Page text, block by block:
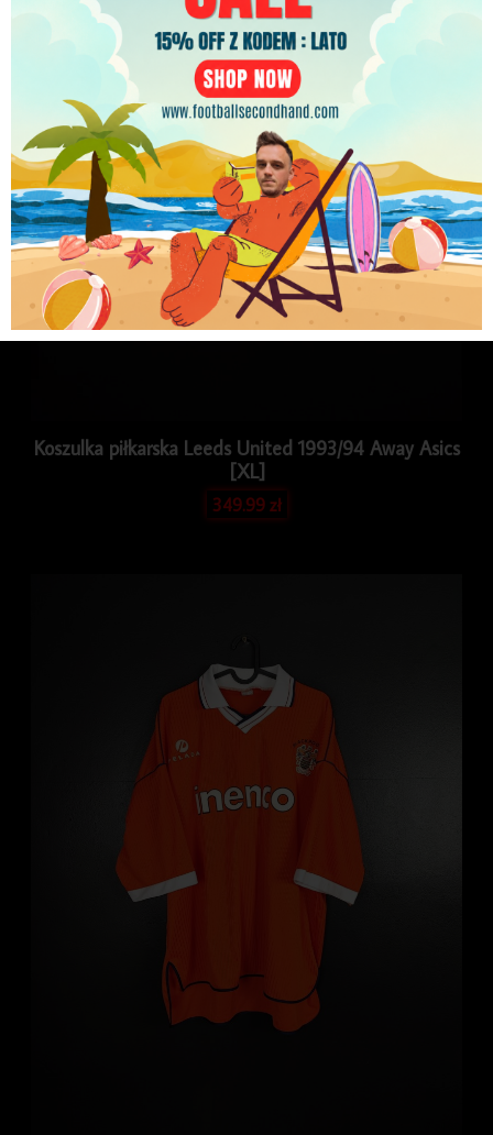
Koszulka piłkarska Leeds United 1993/94 Away Asics
[XL]
349.99zł